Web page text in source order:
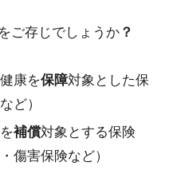
ご存じでしょうか？
康を保障対象とした保
ど）
補償対象とする保険
傷害保険など）